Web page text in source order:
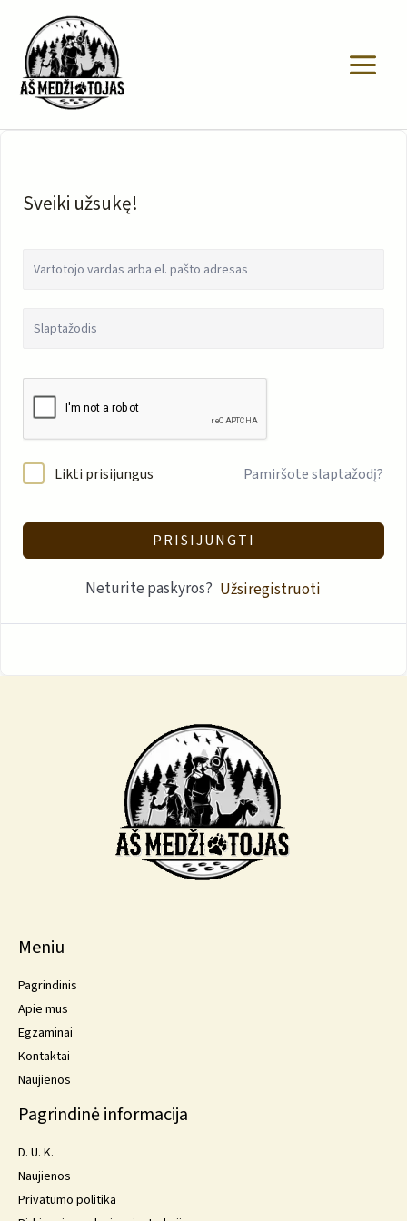
turinio
Sveiki užsukę!
Likti prisijungus Pamiršote slaptažodį?
PRISIJUNGTI
Neturite paskyros? Užsiregistruoti
Meniu
Pagrindinis
Apie mus
Egzaminai
Kontaktai
Naujienos
Pagrindinė informacija
D. U. K.
Naujienos
Privatumo politika